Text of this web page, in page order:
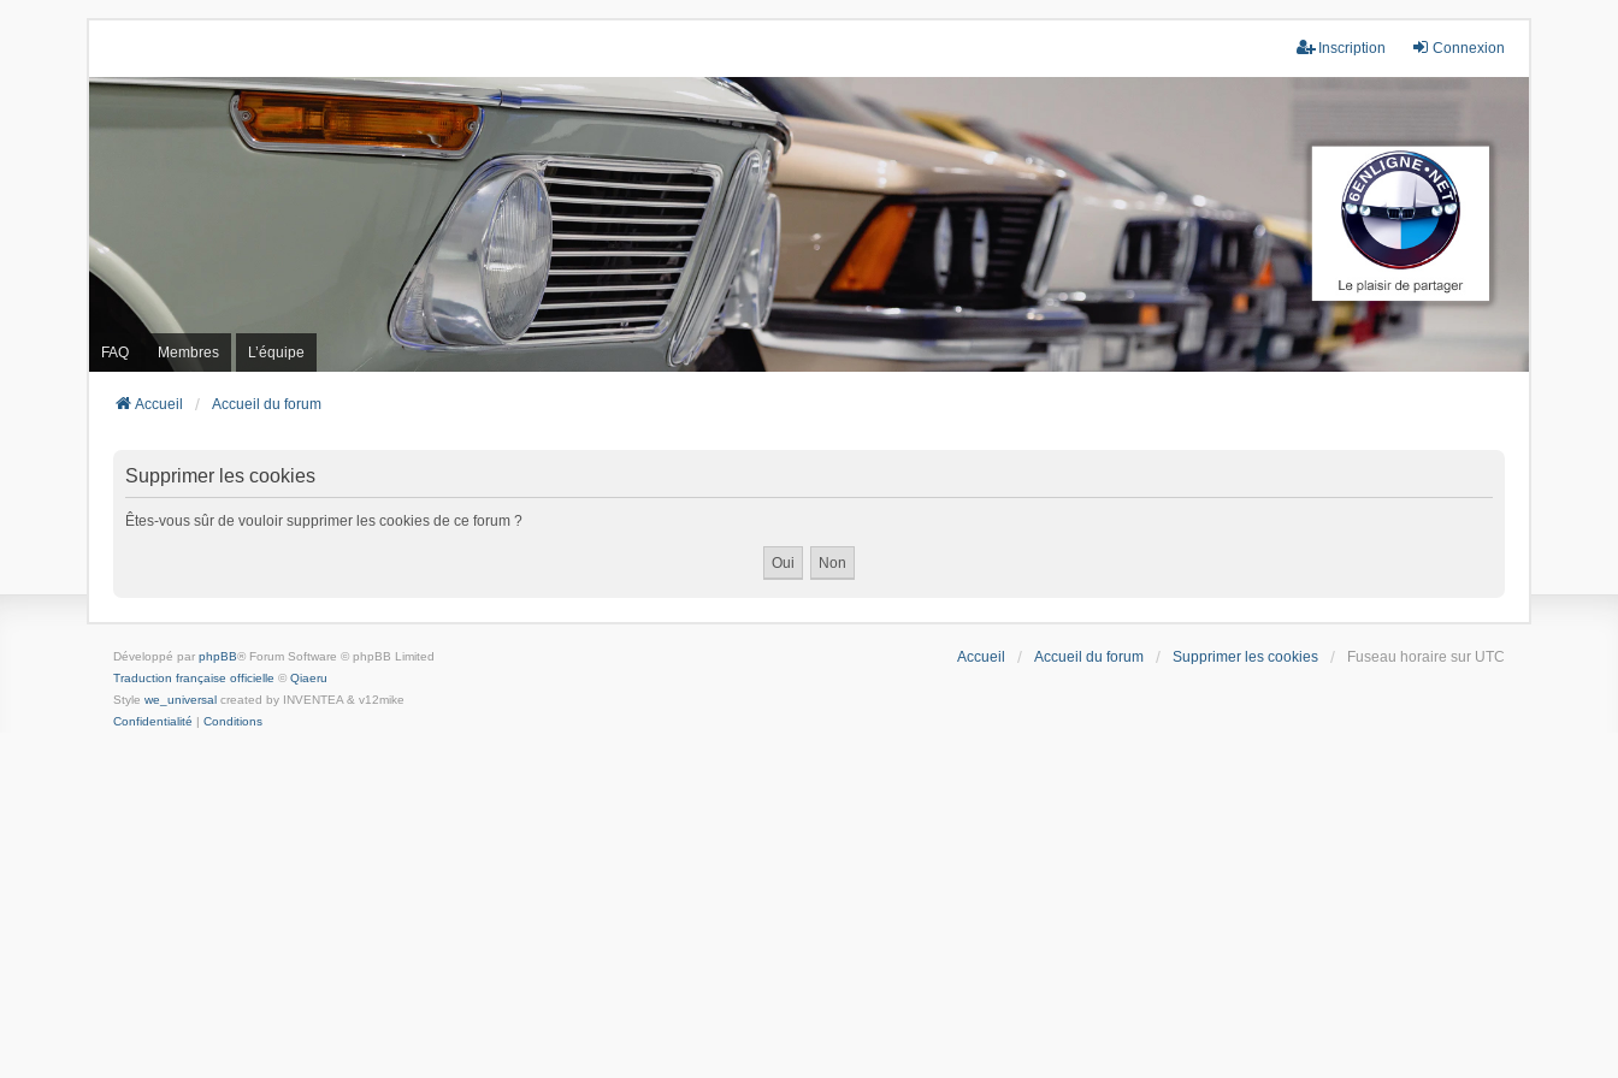
Connexion
Inscription
FAQ Membres L’équipe
Accueil Accueil du forum
Supprimer les cookies
Êtes-vous sûr de vouloir supprimer les cookies de ce forum ?
Accueil Accueil du forum Supprimer les cookies Fuseau horaire sur UTC
Développé par phpBB® Forum Software © phpBB Limited
Traduction française officielle © Qiaeru
Style we_universal created by INVENTEA & v12mike
Confidentialité | Conditions